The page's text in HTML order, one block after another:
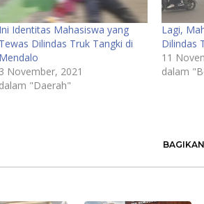
Ini Identitas Mahasiswa yang
Tewas Dilindas Truk Tangki di
Mendalo
3 November, 2021
dalam "Daerah"
Lagi,
Dilindas
11
dalam
BAGIKAN